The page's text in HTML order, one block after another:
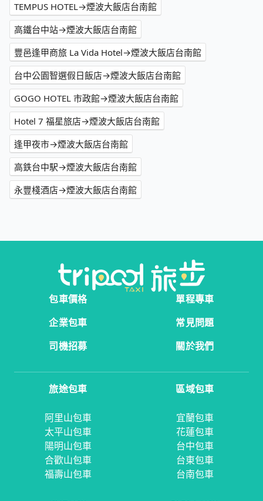
TEMPUS HOTEL→煙波大飯店台南館
高鐵台中站→煙波大飯店台南館
豐邑逢甲商旅 La Vida Hotel→煙波大飯店台南館
台中公園智選假日飯店→煙波大飯店台南館
GOGO HOTEL 市政館→煙波大飯店台南館
Hotel 7 福星旅店→煙波大飯店台南館
逢甲夜市→煙波大飯店台南館
高鉄台中駅→煙波大飯店台南館
永豐棧酒店→煙波大飯店台南館
包車價格
單程專車
企業包車
常見問題
司機招募
關於我們
旅途包車
阿里山包車
太平山包車
陽明山包車
合歡山包車
福壽山包車
區域包車
宜蘭包車
花蓮包車
台中包車
台東包車
台南包車